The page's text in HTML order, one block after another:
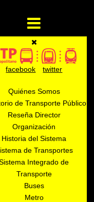
facebook twitter
Quiénes Somos
de Transporte Público
Reseña Director
Organización
Historia del Sistema
de Transportes
Integrado de
Transporte
Buses
Metro